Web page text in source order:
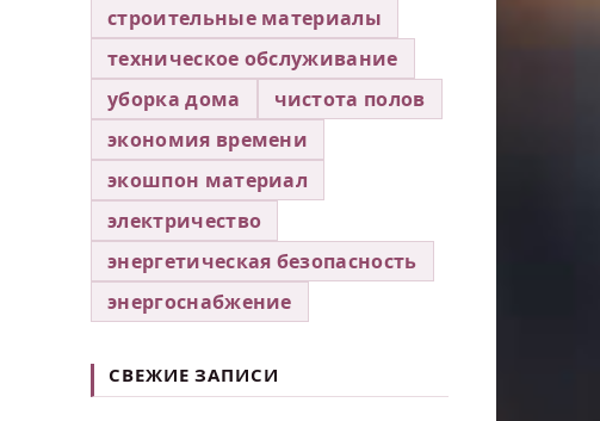
строительные материалы
техническое обслуживание
уборка дома
чистота полов
экономия времени
экошпон материал
электричество
энергетическая безопасность
энергоснабжение
СВЕЖИЕ ЗАПИСИ